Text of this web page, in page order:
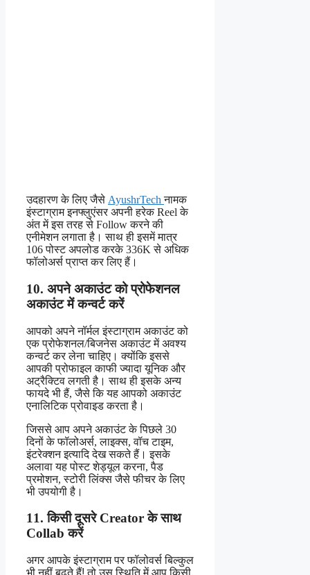
उदहारण के लिए जैसे AyushrTechनामक
इंस्टाग्राम इनफ्लुएंसर अपनी हरेक Reel के
अंत में इस तरह से Follow करने की
एनीमेशन लगाता है। साथ ही इसमें मात्र
106 पोस्ट अपलोड करके 336K से अधिक
फॉलोअर्स प्राप्त कर लिए हैं।
10. अपने अकाउंट को प्रोफेशनल
अकाउंट में कन्वर्ट करें
आपको अपने नॉर्मल इंस्टाग्राम अकाउंट को
एक प्रोफेशनल/बिजनेस अकाउंट में अवश्य
कन्वर्ट कर लेना चाहिए। क्योंकि इससे
आपकी प्रोफाइल काफी ज्यादा यूनिक और
अट्रैक्टिव लगती है। साथ ही इसके अन्य
फायदे भी हैं, जैसे कि यह आपको अकाउंट
एनालिटिक प्रोवाइड करता है।
जिससे आप अपने अकाउंट के पिछले 30
दिनों के फॉलोअर्स, लाइक्स, वॉच टाइम,
इंटरेक्शन इत्यादि देख सकते हैं। इसके
अलावा यह पोस्ट शेड्यूल करना, पैड
प्रमोशन, स्टोरी लिंक्स जैसे फीचर के लिए
भी उपयोगी है।
11. किसी दूसरे Creator के साथ
Collab करें
अगर आपके इंस्टाग्राम पर फॉलोवर्स बिल्कुल